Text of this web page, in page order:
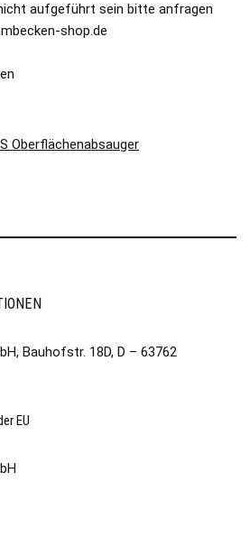
aufgeführt sein bitte anfragen
shop.de
Oberflächenabsauger
Bauhofstr. 18D, D – 63762
EU